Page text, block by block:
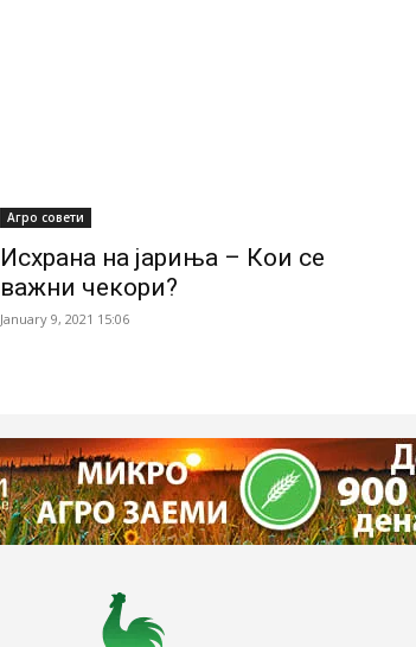
Агро совети
Исхрана на јариња – Кои се
важни чекори?
January 9, 2021 15:06